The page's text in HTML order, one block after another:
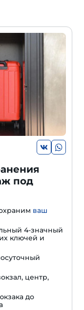
под
ваш
4-значный
ключей и
центр,
до